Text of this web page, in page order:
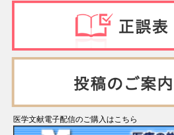
医学文献電子配信のご購入はこちら